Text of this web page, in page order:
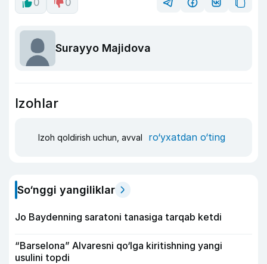
0 0
Surayyo Majidova
Izohlar
Izoh qoldirish uchun, avval ro‘yxatdan o‘ting
So‘nggi yangiliklar
Jo Baydenning saratoni tanasiga tarqab ketdi
“Barselona” Alvaresni qo‘lga kiritishning yangi
usulini topdi